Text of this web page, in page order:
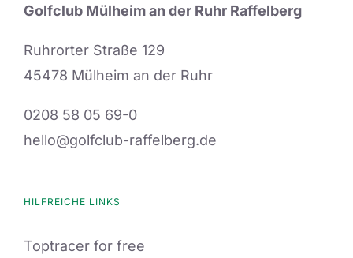
Golfclub Mülheim an der Ruhr Raffelberg
Ruhrorter Straße 129
45478 Mülheim an der Ruhr
0208 58 05 69-0
hello@golfclub-raffelberg.de
HILFREICHE LINKS
Toptracer for free